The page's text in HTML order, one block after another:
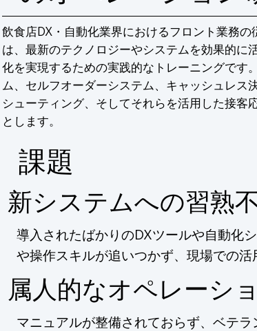
飲食店DX・自動化業界におけるフロント業務
は、最新のテクノロジーやシステムを効果的に
化を実現するための実践的なトレーニングです
ム、セルフオーダーシステム、キャッシュレス
シューティング、そしてそれらを活用した接客
とします。
​課題
新システムへの習熟
導入されたばかりのDXツールや自動化
や操作スキルが追いつかず、現場での活
属人的なオペレーシ
マニュアルが整備されておらず、ベテ